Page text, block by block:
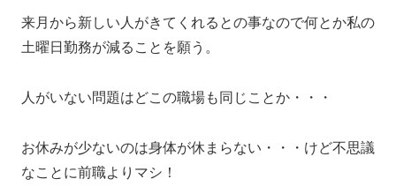
来月から新しい人がきてくれるとの事なので何とか私の
土曜日勤務が減ることを願う。
人がいない問題はどこの職場も同じことか・・・
お休みが少ないのは身体が休まらない・・・けど不思議
なことに前職よりマシ！